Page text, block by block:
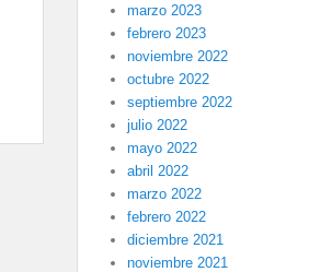
marzo 2023
febrero 2023
noviembre 2022
octubre 2022
septiembre 2022
julio 2022
mayo 2022
abril 2022
marzo 2022
febrero 2022
diciembre 2021
noviembre 2021